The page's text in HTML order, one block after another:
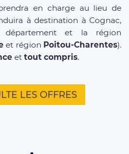
en charge au lieu de
à destination à Cognac,
et la région
et région Poitou-Charentes).
et tout compris.
LES OFFRES